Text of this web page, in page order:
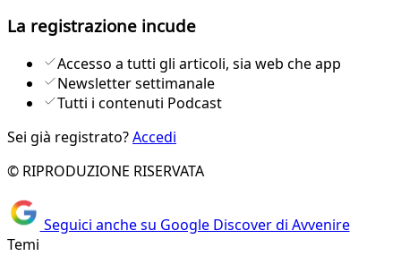
La registrazione incude
Accesso a tutti gli articoli, sia web che app
Newsletter settimanale
Tutti i contenuti Podcast
Sei già registrato?Accedi
© RIPRODUZIONE RISERVATA
Seguici anche su Google Discover di Avvenire
Temi